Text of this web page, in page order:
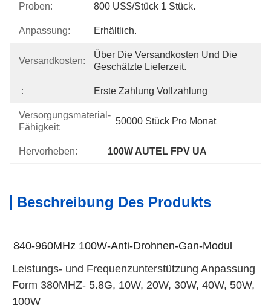
Proben: 800 US$/Stück 1 Stück.
Anpassung: Erhältlich.
Versandkosten:
Über Die Versandkosten Und Die
Geschätzte Lieferzeit.
: Erste Zahlung Vollzahlung
Versorgungsmaterial-
Fähigkeit:
50000 Stück Pro Monat
Hervorheben: 100W AUTEL FPV UA
Beschreibung Des Produkts
840-960MHz 100W-Anti-Drohnen-Gan-Modul
Leistungs- und Frequenzunterstützung Anpassung
Form 380MHZ- 5.8G, 10W, 20W, 30W, 40W, 50W,
100W